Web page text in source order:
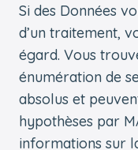
Si des Données
d’un traitement,
égard. Vous
énumération de
absolus et
hypothèses par
informations sur